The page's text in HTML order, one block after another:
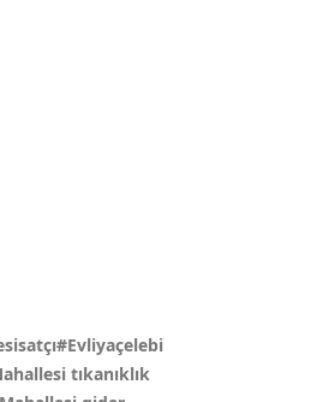
tıkanıklık